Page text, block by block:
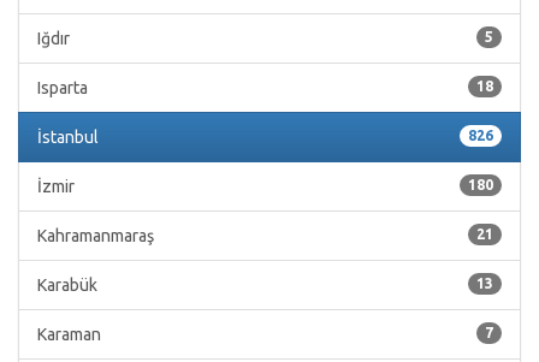
5
Iğdır
18
Isparta
826
İstanbul
180
İzmir
21
Kahramanmaraş
13
Karabük
7
Karaman